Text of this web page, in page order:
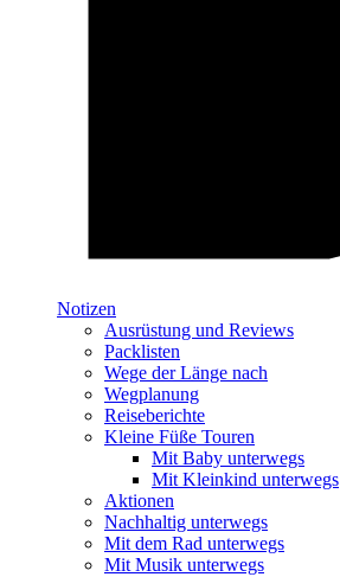
Notizen
Ausrüstung und Reviews
Packlisten
Wege der Länge nach
Wegplanung
Reiseberichte
Kleine Füße Touren
Mit Baby unterwegs
Mit Kleinkind unterwegs
Aktionen
Nachhaltig unterwegs
Mit dem Rad unterwegs
Mit Musik unterwegs